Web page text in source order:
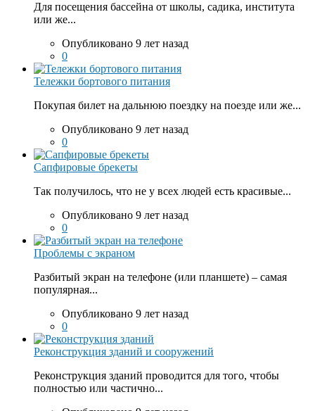
Для посещения бассейна от школы, садика, института
или же...
Опубликовано 9 лет назад
0
Тележки бортового питания
Покупая билет на дальнюю поездку на поезде или же...
Опубликовано 9 лет назад
0
Сапфировые брекеты
Так получилось, что не у всех людей есть красивые...
Опубликовано 9 лет назад
0
Проблемы с экраном
Разбитый экран на телефоне (или планшете) – самая
популярная...
Опубликовано 9 лет назад
0
Реконструкция зданий и сооружений
Реконструкция зданий проводится для того, чтобы
полностью или частично...